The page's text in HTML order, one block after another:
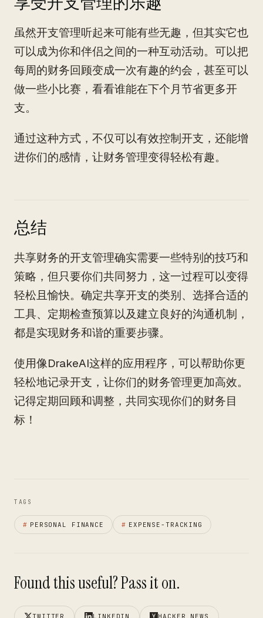
虽然开支管理听起来可能有些无趣，但其实它也
可以成为你和伴侣之间的一种互动活动。可以把
每周的财务回顾变成一次有趣的约会，甚至可以
做一些小比赛，看看谁能在下个月节省更多开
支。
通过这种方式，不仅可以有效控制开支，还能增
进你们的感情，让财务管理变得轻松有趣。
总结
共享财务的开支管理确实需要一些特别的技巧和
策略，但只要你们共同努力，这一过程可以变得
轻松且愉快。确定共享开支的类别、选择合适的
工具、定期检查预算以及建立良好的沟通机制，
都是实现财务和谐的重要步骤。
使用像DrakeAI这样的应用程序，可以帮助你更
轻松地记录开支，让你们的财务管理更加高效。
记得定期回顾和调整，共同实现你们的财务目
标！
TAGS
# PERSONAL FINANCE # EXPENSE-TRACKING
Found this useful? Pass it on.
TWITTER LINKEDIN HACKER NEWS